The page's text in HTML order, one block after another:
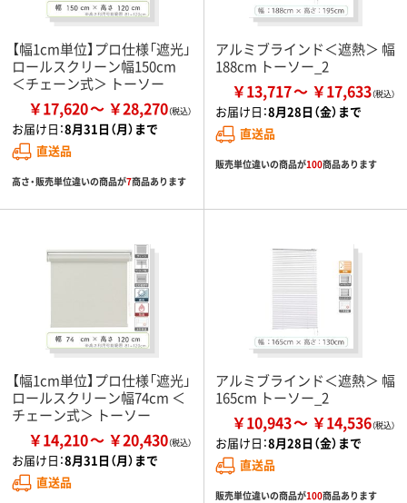
【幅1cm単位】プロ仕様「遮光」
ロールスクリーン幅150cm
＜チェーン式＞ トーソー
￥17,620 ￥28,270
お届け日：8月31日（月）まで
直送品
高さ・販売単位違いの商品が7商品あります
アルミブラインド＜遮熱＞ 幅
188cm トーソー_2
￥13,717 ￥17,633
お届け日：8月28日（金）まで
直送品
販売単位違いの商品が100商品あります
【幅1cm単位】プロ仕様「遮光」
ロールスクリーン幅74cm ＜
チェーン式＞ トーソー
￥14,210 ￥20,430
お届け日：8月31日（月）まで
直送品
アルミブラインド＜遮熱＞ 幅
165cm トーソー_2
￥10,943 ￥14,536
お届け日：8月28日（金）まで
直送品
販売単位違いの商品が100商品あります